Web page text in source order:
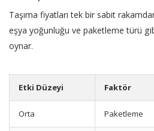
Taşıma fiyatları tek bir sabit
eşya yoğunluğu ve paketleme türü
oynar.
Etki Düzeyi Faktör
Orta Paketleme